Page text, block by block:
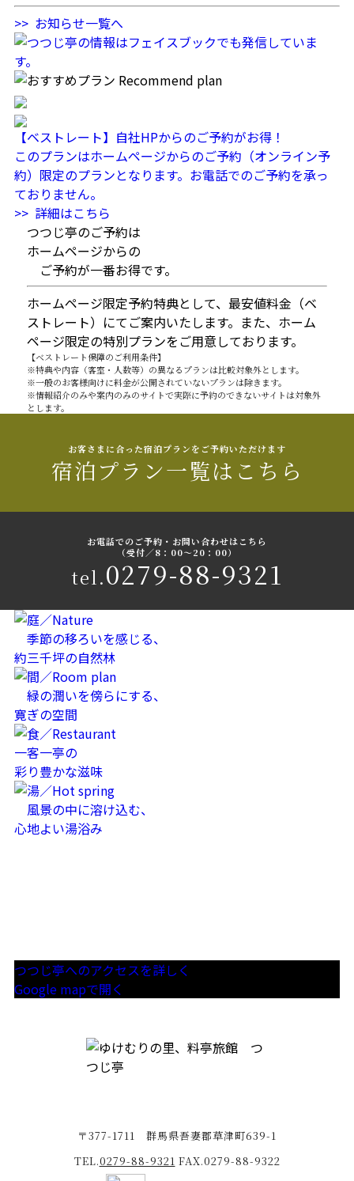
>> お知らせ一覧へ
【ベストレート】自社HPからのご予約がお得！
このプランはホームページからのご予約（オンライン予
約）限定のプランとなります。お電話でのご予約を承っ
ておりません。
>> 詳細はこちら
つつじ亭のご予約は
ホームページからの
ご予約が一番お得です。
ホームページ限定予約特典として、最安値料金（ベ
ストレート）にてご案内いたします。 また、ホーム
ページ限定の特別プランをご用意しております。
【ベストレート保障のご利用条件】
※特典や内容（客室・人数等）の異なるプランは比較対象外とします。
※一般のお客様向けに料金が公開されていないプランは除きます。
※情報紹介のみや案内のみのサイトで実際に予約のできないサイトは対象外
とします。
お客さまに合った宿泊プランをご予約いただけます
宿泊プラン一覧はこちら
お電話でのご予約・お問い合わせはこちら
（受付／8：00〜20：00）
tel.0279-88-9321
季節の移ろいを感じる、
約三千坪の自然林
緑の潤いを傍らにする、
寛ぎの空間
一客一亭の
彩り豊かな滋味
風景の中に溶け込む、
心地よい湯浴み
つつじ亭へのアクセスを詳しく
Google mapで開く
〒377-1711 群馬県吾妻郡草津町639-1
TEL.0279-88-9321 FAX.0279-88-9322